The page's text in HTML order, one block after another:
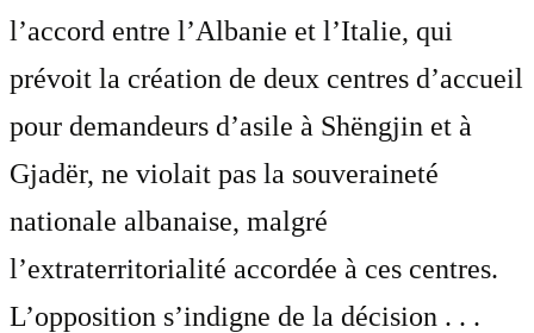
l’accord entre l’Albanie et l’Italie, qui
prévoit la création de deux centres d’accueil
pour demandeurs d’asile à Shëngjin et à
Gjadër, ne violait pas la souveraineté
nationale albanaise, malgré
l’extraterritorialité accordée à ces centres.
L’opposition s’indigne de la décision . . .